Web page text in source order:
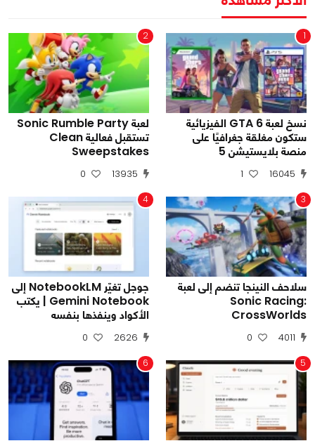
1
نسخ لعبة GTA 6 الفيزيائية
ستكون مغلقة جغرافيًا على
منصة بلايستيشن 5
16045
1
2
لعبة Sonic Rumble Party
تستقبل فعالية Clean
Sweepstakes
13935
0
3
سلاحف النينجا تنضم إلى لعبة
Sonic Racing:
CrossWorlds
4011
0
4
جوجل تغيّر NotebookLM إلى
Gemini Notebook | يكتب
الأكواد وينفذها بنفسه
2626
0
5
6